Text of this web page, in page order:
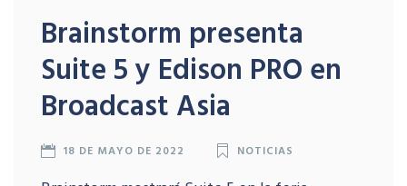
Brainstorm presenta
Suite 5 y Edison PRO en
Broadcast Asia
18 DE MAYO DE 2022 NOTICIAS